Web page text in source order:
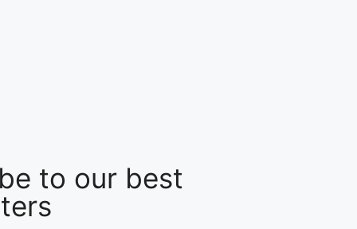
to our best